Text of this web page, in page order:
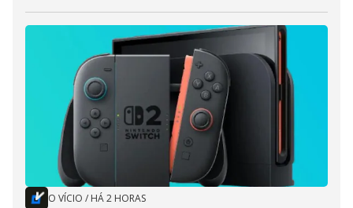
O VÍCIO / HÁ 2 HORAS